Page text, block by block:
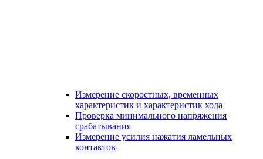
Измерение скоростных, временных
характеристик и характеристик хода
Проверка минимального напряжения
срабатывания
Измерение усилия нажатия ламельных
контактов